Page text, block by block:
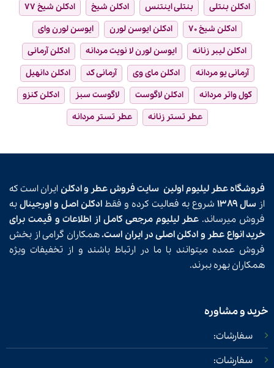
ادکلن بنتلی
بنتلی اینتنس ادکلن شیخ
ادکلن شیخ ۷۷
ادکلن شیخ ۷۰
ادکلن ایوسن لورن
ایوسن لورن وای
ادکلن لیبر زنانه
ایوسن لورن لا نویت مردانه
ادکلن آرمانی
آرمانی یو مردانه
ادکلن مای وی آرمانی کد
ادکلن دانهیل
کول واتر مردانه
ادکلن لاگوست لاگوست سبز
ادکلن کنزو
عطر تستر زنانه
عطر تستر مردانه
فروشگاه عطر لیلیوم اولین سایت فروش عطر و ادکلن ایران است که
از سال ۱۳۸۹ شروع به فعالیت کرده و فقط ادکلن اصل و اورجینال به
فروش میرساند. عطر لیلیوم مرجعی کامل از اطلاعات و قیمت برای
خرید انواع عطر و ادکلن اصلی در ایران است.همکاران گرامی از بخش
فروش عمده میتوانند با ما در ارتباط باشند و از تخفیفات ویژه
همکاران بهره ببرند.
خرید و مشاوره
سفارشات:
سفارشات: